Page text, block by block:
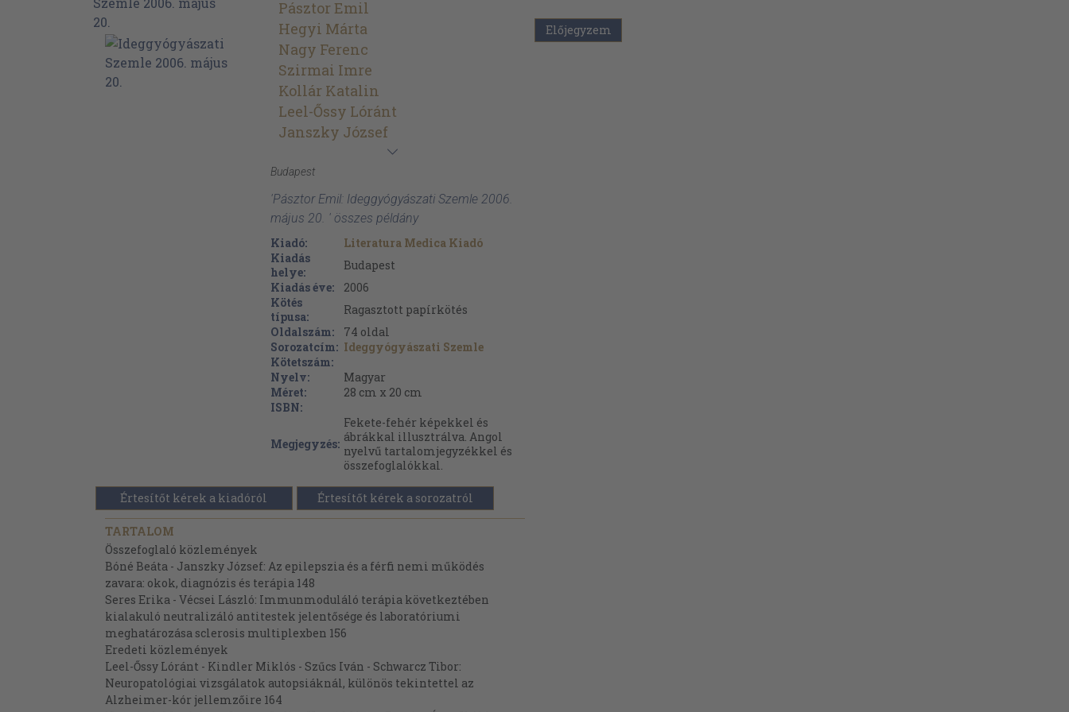
Pásztor Emil
Hegyi Márta
Nagy Ferenc
Szirmai Imre
Kollár Katalin
Leel-Őssy Lóránt
Janszky József
Budapest
'Pásztor Emil: Ideggyógyászati Szemle 2006.
május 20. ' összes példány
Kiadó:
Literatura Medica Kiadó
Kiadás
helye:
Budapest
Kiadás éve:
2006
Kötés
típusa:
Ragasztott papírkötés
Oldalszám:
74 oldal
Sorozatcím: Ideggyógyászati Szemle
Kötetszám:
Nyelv:
Magyar
Méret:
28 cm x 20 cm
ISBN:
Megjegyzés:
Fekete-fehér képekkel és
ábrákkal illusztrálva. Angol
nyelvű tartalomjegyzékkel és
összefoglalókkal.
Értesítőt kérek a kiadóról Értesítőt kérek a sorozatról
TARTALOM
Összefoglaló közlemények
Bóné Beáta - Janszky József: Az epilepszia és a férfi nemi működés
zavara: okok, diagnózis és terápia 148
Seres Erika - Vécsei László: Immunmoduláló terápia következtében
kialakuló neutralizáló antitestek jelentősége és laboratóriumi
meghatározása sclerosis multiplexben 156
Eredeti közlemények
Leel-Őssy Lóránt - Kindler Miklós - Szűcs Iván - Schwarcz Tibor:
Neuropatológiai vizsgálatok autopsiáknál, különös tekintettel az
Alzheimer-kór jellemzőire 164
Előjegyzem